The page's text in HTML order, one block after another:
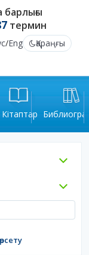
барлығы
термин
/Eng
Қараңғы
Кітаптар